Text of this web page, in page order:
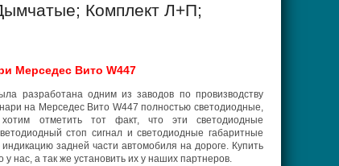
Комплект Л+П;
Мерседес Вито W447
разработана одним из заводов по провизводству
на Мерседес Вито W447 полностью светодиодные,
отметить тот факт, что эти светодиодные
стоп сигнал и светодиодные габаритные
задней части автомобиля на дороге. Купить
у нас, а так же установить их у наших партнеров.